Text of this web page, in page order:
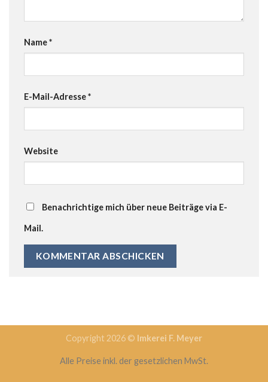
Name*
E-Mail-Adresse*
Website
Benachrichtige mich über neue Beiträge via E-
Mail.
Copyright 2026 © Imkerei F. Meyer
Alle Preise inkl. der gesetzlichen MwSt.